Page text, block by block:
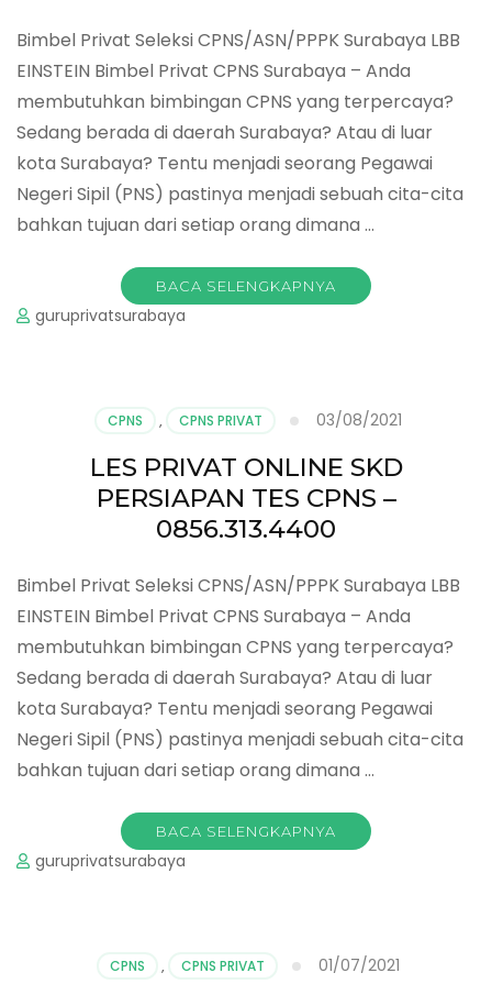
Bimbel Privat Seleksi CPNS/ASN/PPPK Surabaya LBB
EINSTEIN Bimbel Privat CPNS Surabaya – Anda
membutuhkan bimbingan CPNS yang terpercaya?
Sedang berada di daerah Surabaya? Atau di luar
kota Surabaya? Tentu menjadi seorang Pegawai
Negeri Sipil (PNS) pastinya menjadi sebuah cita-cita
bahkan tujuan dari setiap orang dimana …
BACA SELENGKAPNYA
guruprivatsurabaya
CPNS , CPNS PRIVAT 03/08/2021
LES PRIVAT ONLINE SKD
PERSIAPAN TES CPNS –
0856.313.4400
Bimbel Privat Seleksi CPNS/ASN/PPPK Surabaya LBB
EINSTEIN Bimbel Privat CPNS Surabaya – Anda
membutuhkan bimbingan CPNS yang terpercaya?
Sedang berada di daerah Surabaya? Atau di luar
kota Surabaya? Tentu menjadi seorang Pegawai
Negeri Sipil (PNS) pastinya menjadi sebuah cita-cita
bahkan tujuan dari setiap orang dimana …
BACA SELENGKAPNYA
guruprivatsurabaya
CPNS , CPNS PRIVAT 01/07/2021